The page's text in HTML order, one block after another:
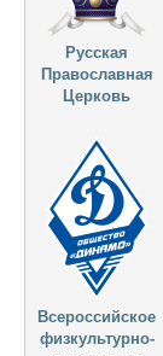
Русская
Православная
Церковь
Всероссийское
физкультурно-